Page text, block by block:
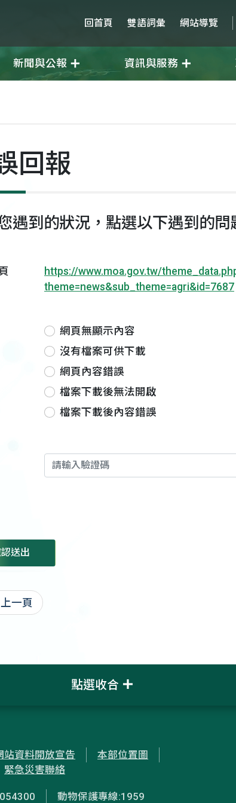
回首頁 雙語詞彙 網站導覽
新聞與公報 資訊與服務
回報
遇到的狀況，點選以下遇到的問
https://www.moa.gov.tw/
theme=news&sub_theme=agri&id=7687
網頁無顯示內容
沒有檔案可供下載
網頁內容錯誤
檔案下載後無法開啟
檔案下載後內容錯誤
送出
一頁
點選收合
站資料開放宣告
本部位置圖
緊急災害聯絡
動物保護專線:1959